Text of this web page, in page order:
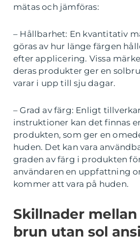
mätas och jämföras:
– Hållbarhet: En kvantitativ
göras av hur länge färgen
efter applicering. Vissa
deras produkter ger en
varar i upp till sju dagar.
– Grad av färg: Enligt
instruktioner kan det finnas
produkten, som ger en
huden. Det kan vara
graden av färg i produkten
användaren en uppfattning
kommer att vara på huden.
Skillnader
brun utan sol